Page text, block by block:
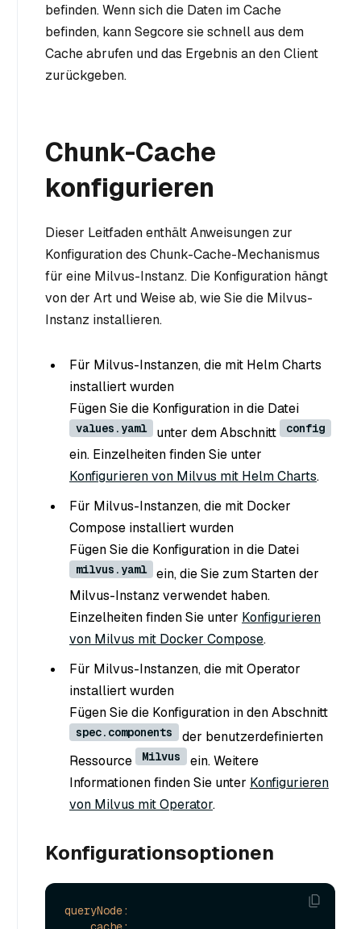
befinden. Wenn sich die Daten im Cache
befinden, kann Segcore sie schnell aus dem
Cache abrufen und das Ergebnis an den Client
zurückgeben.
Chunk-Cache
konfigurieren
Dieser Leitfaden enthält Anweisungen zur
Konfiguration des Chunk-Cache-Mechanismus
für eine Milvus-Instanz. Die Konfiguration hängt
von der Art und Weise ab, wie Sie die Milvus-
Instanz installieren.
Für Milvus-Instanzen, die mit Helm Charts
installiert wurden
Fügen Sie die Konfiguration in die Datei
values.yaml unter dem Abschnitt config
ein. Einzelheiten finden Sie unter
Konfigurieren von Milvus mit Helm Charts.
Für Milvus-Instanzen, die mit Docker
Compose installiert wurden
Fügen Sie die Konfiguration in die Datei
milvus.yaml
ein, die Sie zum Starten der
Milvus-Instanz verwendet haben.
Einzelheiten finden Sie unter Konfigurieren
von Milvus mit Docker Compose.
Für Milvus-Instanzen, die mit Operator
installiert wurden
Fügen Sie die Konfiguration in den Abschnitt
spec.components
der benutzerdefinierten
Ressource
Milvus
ein. Weitere
Informationen finden Sie unter Konfigurieren
von Milvus mit Operator.
Konfigurationsoptionen
queryNode: